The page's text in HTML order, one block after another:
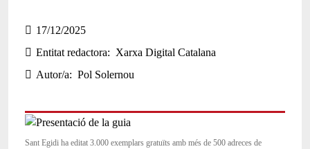
17/12/2025
Entitat redactora
Xarxa Digital Catalana
Autor/a
Pol Solernou
Sant Egidi ha editat 3.000 exemplars gratuïts amb més de 500 adreces de